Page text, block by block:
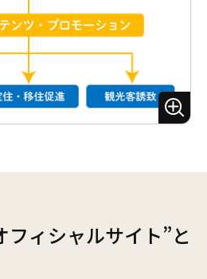
ズ
ー
フィシャルサイト”と